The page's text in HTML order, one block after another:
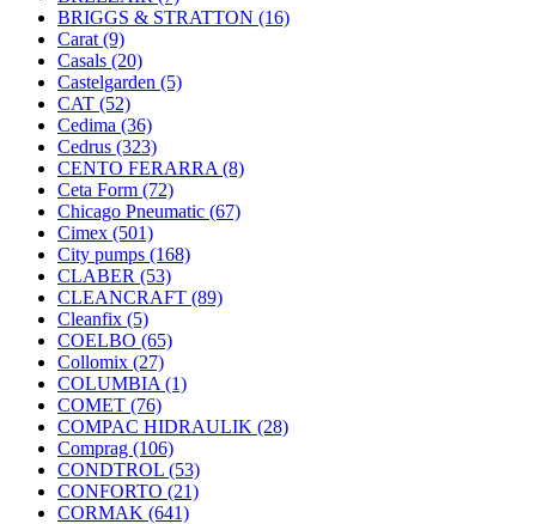
BRIGGS & STRATTON (16)
Carat (9)
Casals (20)
Castelgarden (5)
CAT (52)
Cedima (36)
Cedrus (323)
CENTO FERARRA (8)
Ceta Form (72)
Chicago Pneumatic (67)
Cimex (501)
City pumps (168)
CLABER (53)
CLEANCRAFT (89)
Cleanfix (5)
COELBO (65)
Collomix (27)
COLUMBIA (1)
COMET (76)
COMPAC HIDRAULIK (28)
Comprag (106)
CONDTROL (53)
CONFORTO (21)
CORMAK (641)